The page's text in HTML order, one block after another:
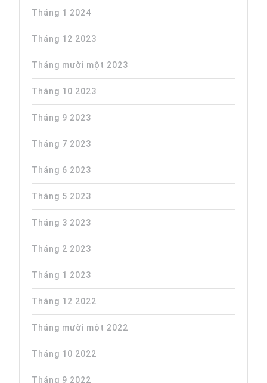
Tháng 1 2024
Tháng 12 2023
Tháng mười một 2023
Tháng 10 2023
Tháng 9 2023
Tháng 7 2023
Tháng 6 2023
Tháng 5 2023
Tháng 3 2023
Tháng 2 2023
Tháng 1 2023
Tháng 12 2022
Tháng mười một 2022
Tháng 10 2022
Tháng 9 2022